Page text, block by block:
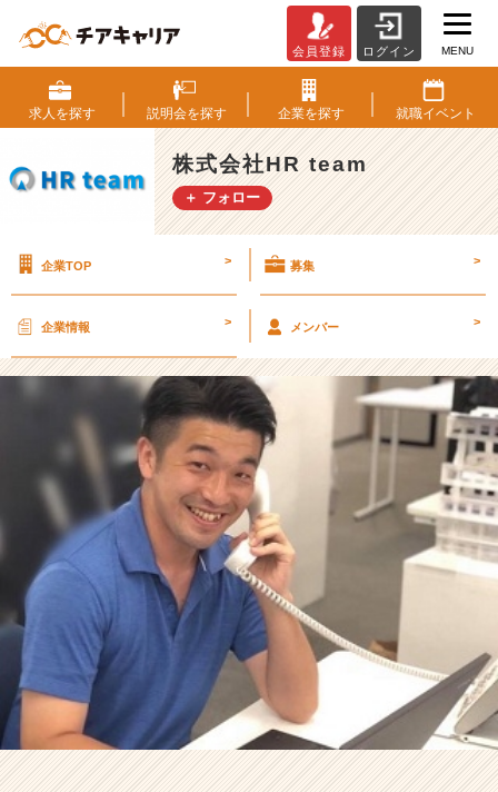
編】
大
手
人
材
広
で
0
年
の
キ
ャ
リ
ア
を
生
か
し
た
青
春
会員登録 ログイン MENU
求人を探す 説明会を探す 企業を探す 就職イベント
株式会社HR team
＋ フォロー
企業TOP > 募集 >
企業情報 > メンバー >